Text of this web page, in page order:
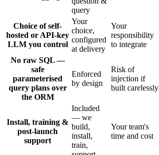
query
Choice of self-
hosted or API-key
LLM you control
Your
choice,
configured
at delivery
Your
responsibility
to integrate
No raw SQL —
safe
parameterised
query plans over
the ORM
Enforced
by design
Risk of
injection if
built carelessly
Install, training &
post-launch
support
Included
— we
build,
install,
train,
Your team's
time and cost